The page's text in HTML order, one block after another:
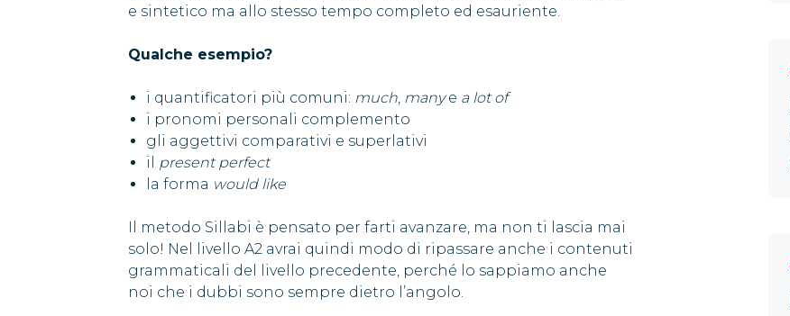
e sintetico ma allo stesso tempo completo ed esauriente.
Qualche esempio?
i quantificatori più comuni: much, manye a lot of
i pronomi personali complemento
gli aggettivi comparativi e superlativi
il present perfect
la forma would like
Il metodo Sillabi è pensato per farti avanzare, ma non ti lascia mai
solo! Nel livello A2 avrai quindi modo di ripassare anche i contenuti
grammaticali del livello precedente, perché lo sappiamo anche
noi che i dubbi sono sempre dietro l’angolo.